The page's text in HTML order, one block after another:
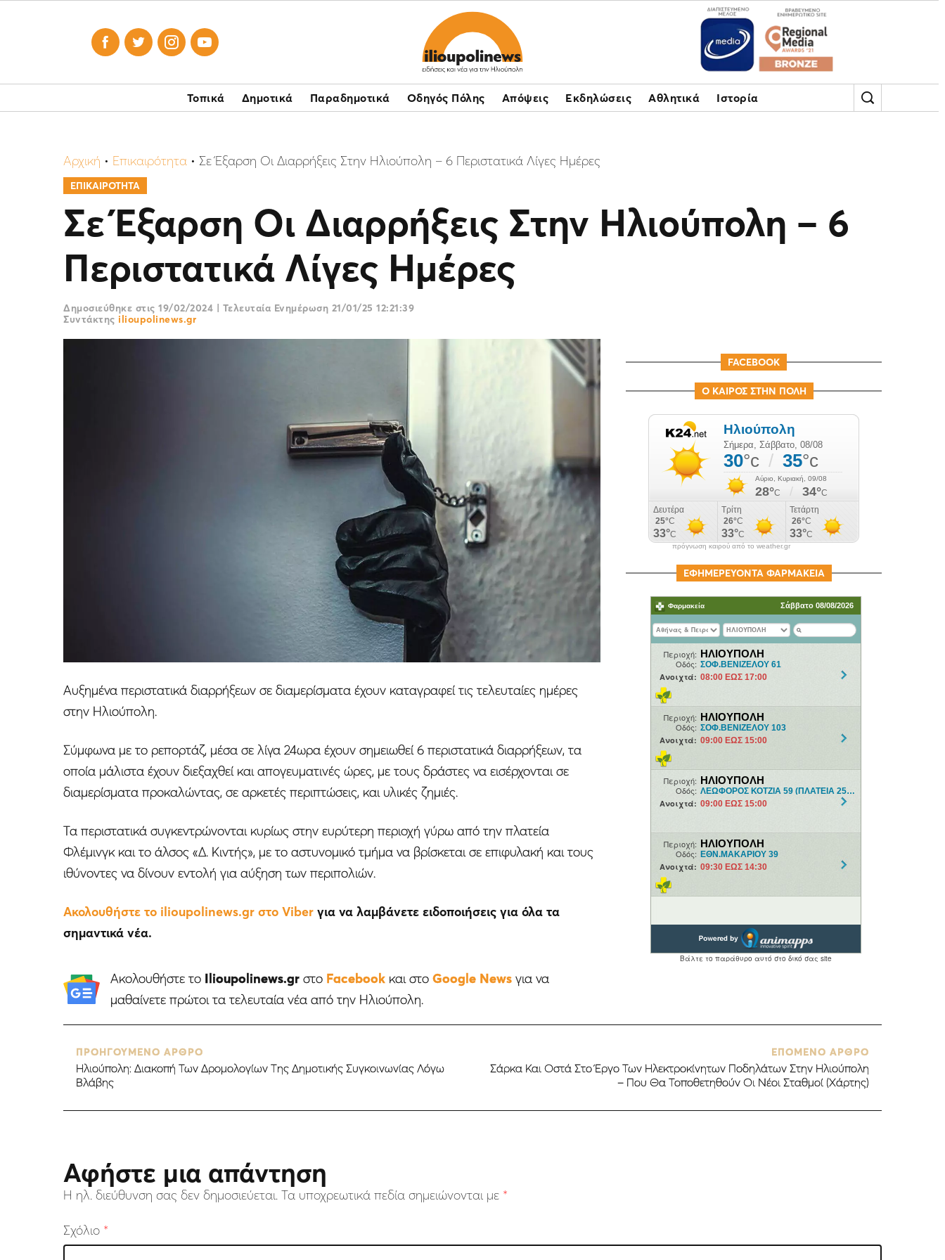
   
Τοπικά Δημοτικά Παραδημοτικά Οδηγός Πόλης Απόψεις Εκδηλώσεις Αθλητικά Ιστορία
Αρχική • Επικαιρότητα • Σε Έξαρση Οι Διαρρήξεις Στην Ηλιούπολη – 6 Περιστατικά Λίγες Ημέρες
ΕΠΙΚΑΙΡΟΤΗΤΑ
Σε Έξαρση Οι Διαρρήξεις Στην Ηλιούπολη – 6
Περιστατικά Λίγες Ημέρες
Δημοσιεύθηκε στις 19/02/2024 | Τελευταία Ενημέρωση 21/01/25 12:21:39
Συντάκτης ilioupolinews.gr
Αυξημένα περιστατικά διαρρήξεων σε διαμερίσματα έχουν καταγραφεί τις τελευταίες ημέρες
στην Ηλιούπολη.
Σύμφωνα με το ρεπορτάζ, μέσα σε λίγα 24ωρα έχουν σημειωθεί 6 περιστατικά διαρρήξεων, τα
οποία μάλιστα έχουν διεξαχθεί και απογευματινές ώρες, με τους δράστες να εισέρχονται σε
διαμερίσματα προκαλώντας, σε αρκετές περιπτώσεις, και υλικές ζημιές.
Τα περιστατικά συγκεντρώνονται κυρίως στην ευρύτερη περιοχή γύρω από την πλατεία
Φλέμινγκ και το άλσος «Δ. Κιντής», με το αστυνομικό τμήμα να βρίσκεται σε επιφυλακή και τους
ιθύνοντες να δίνουν εντολή για αύξηση των περιπολιών.
Ακολουθήστε το ilioupolinews.gr στο Viber για να λαμβάνετε ειδοποιήσεις για όλα τα
σημαντικά νέα.
Ακολουθήστε το Ilioupolinews.grστο Facebookκαι στο Google Newsγια να
μαθαίνετε πρώτοι τα τελευταία νέα από την Ηλιούπολη.
FACEBOOK
Ο ΚΑΙΡΟΣ ΣΤΗΝ ΠΟΛΗ
πρόγνωση καιρού από το weather.gr
ΕΦΗΜΕΡΕΥΟΝΤΑ ΦΑΡΜΑΚΕΙΑ
ΠΡΟΗΓΟΥΜΕΝΟ ΑΡΘΡΟ
Ηλιούπολη: Διακοπή Των Δρομολογίων Της Δημοτικής Συγκοινωνίας Λόγω
Βλάβης
ΕΠΟΜΕΝΟ ΑΡΘΡΟ
Σάρκα Και Οστά Στο Έργο Των Ηλεκτροκίνητων Ποδηλάτων Στην Ηλιούπολη
– Που Θα Τοποθετηθούν Οι Νέοι Σταθμοί (Χάρτης)
Αφήστε μια απάντηση
Η ηλ. διεύθυνση σας δεν δημοσιεύεται. Τα υποχρεωτικά πεδία σημειώνονται με *
Σχόλιο *